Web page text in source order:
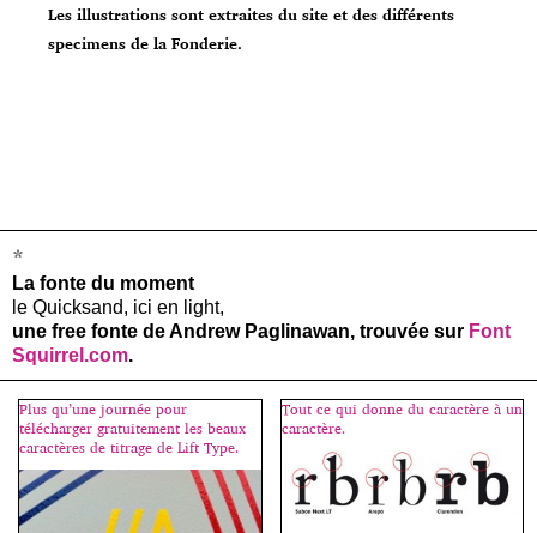
Les illustrations sont extraites du site et des différents
specimens de la Fonderie.
*
La fonte du moment
le Quicksand, ici en light,
une free fonte de Andrew Paglinawan, trouvée sur Font
Squirrel.com.
Plus qu’une journée pour
télécharger gratuitement les beaux
caractères de titrage de Lift Type.
Tout ce qui donne du caractère à un
caractère.